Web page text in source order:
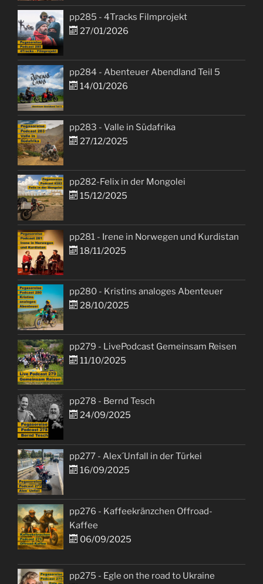
pp285 - 4Tracks Filmprojekt
27/01/2026
pp284 - Abenteuer Abendland Teil 5
14/01/2026
pp283 - Valle in Südafrika
27/12/2025
pp282-Felix in der Mongolei
15/12/2025
pp281 - Irene in Norwegen und Kurdistan
18/11/2025
pp280 - Kristins analoges Abenteuer
28/10/2025
pp279 - LivePodcast Gemeinsam Reisen
11/10/2025
pp278 - Bernd Tesch
24/09/2025
pp277 - Alex´Unfall in der Türkei
16/09/2025
pp276 - Kaffeekränzchen Offroad-
Kaffee
06/09/2025
pp275 - Egle on the road to Ukraine